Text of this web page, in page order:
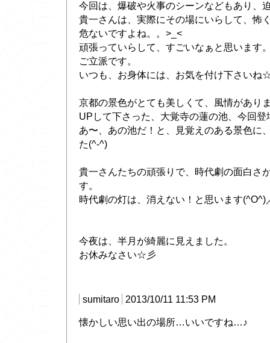
今回は、爆破や火事のシーンなどもあり、
貴一さんは、実際にその場にいらして、怖
危ないですよね。。>_<
頑張っていらして、すごいなぁと思います
ご立派です。
いつも、お身体には、お気を付け下さいね
京都の景色がとても美しくて、風情があり
UPして下さった、大覚寺の蓮の池、今回登
あ〜、あの池だ！と、見覚えのある景色に
た(^-^)
貴一さんたちの頑張りで、時代劇の面白さ
す。
時代劇の灯は、消えない！と思います(^O^)
今夜は、半月が綺麗に見えました。
お休みなさい☆彡
sumitaro 2013/10/11 11:53 PM
懐かしい思い出の場所…いいですね…♪